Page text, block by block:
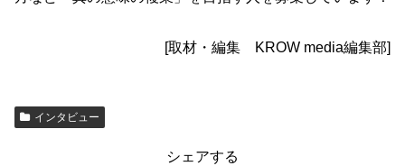
[取材・編集 KROW media編集部]
インタビュー
シェアする